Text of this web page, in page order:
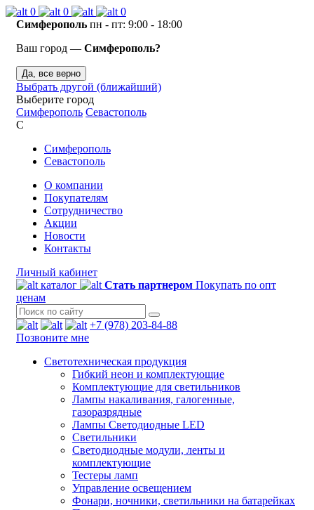
0 0
0
Симферополь пн - пт: 9:00 - 18:00
Ваш город — Симферополь?
Да, все верно
Выбрать другой (ближайший)
Выберите город
Симферополь Севастополь
С
Симферополь
Севастополь
О компании
Покупателям
Сотрудничество
Акции
Новости
Контакты
Личный кабинет
каталог
Стать партнером Покупать по опт
ценам
+7 (978) 203-84-88
Позвоните мне
Светотехническая продукция
Гибкий неон и комплектующие
Комплектующие для светильников
Лампы накаливания, галогенные,
газоразрядные
Лампы Светодиодные LED
Светильники
Светодиодные модули, ленты и
комплектующие
Тестеры ламп
Управление освещением
Фонари, ночники, светильники на батарейках